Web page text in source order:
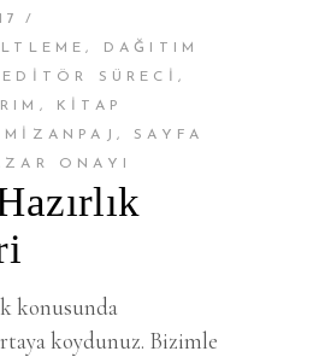
,
DAĞITIM
EDITÖR SÜRECI ,
,
KITAP
MIZANPAJ , SAYFA
ONAYI
konusunda
koydunuz. Bizimle